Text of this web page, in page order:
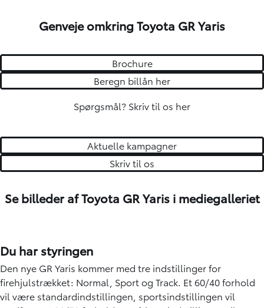
Genveje omkring Toyota GR Yaris
Brochure
Beregn billån her
Spørgsmål? Skriv til os her
Aktuelle kampagner
Skriv til os
Se billeder af Toyota GR Yaris i mediegalleriet
Du har styringen
Den nye GR Yaris kommer med tre indstillinger for
firehjulstrækket: Normal, Sport og Track. Et 60/40 forhold
vil være standardindstillingen, sportsindstillingen vil